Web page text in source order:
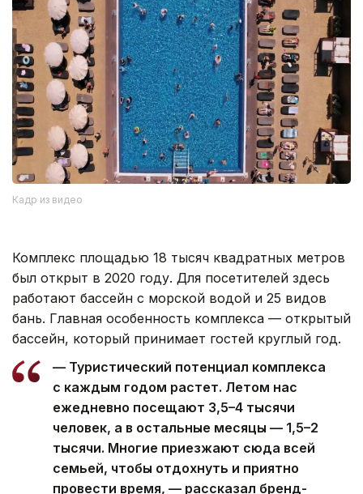
Кадр из видео
Комплекс площадью 18 тысяч квадратных метров
был открыт в 2020 году. Для посетителей здесь
работают бассейн с морской водой и 25 видов
бань. Главная особенность комплекса — открытый
бассейн, который принимает гостей круглый год.
— Туристический потенциал комплекса
с каждым годом растет. Летом нас
ежедневно посещают 3,5–4 тысячи
человек, а в остальные месяцы — 1,5–2
тысячи. Многие приезжают сюда всей
семьей, чтобы отдохнуть и приятно
провести время, — рассказал бренд-